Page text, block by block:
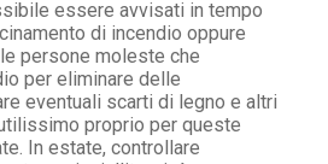
essere avvisati in tempo
di incendio oppure
persone moleste che
per eliminare delle
eventuali scarti di legno e altri
proprio per queste
In estate, controllare